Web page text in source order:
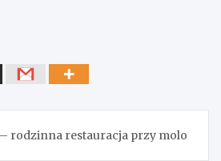
rodzinna restauracja przy molo